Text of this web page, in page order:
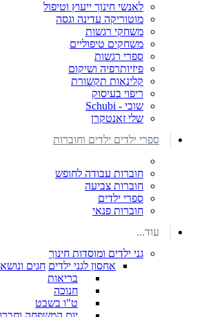
לאנשי חינוך ייעוץ וטיפול
מוטוריקה עדינה וגסה
משחקי רגשות
משחקים טיפוליים
ספרי רגשות
פיזיותרפיה ושיקום
קלינאות תקשורת
ריפוי בעיסוק
שובי - Schubi
שלי זאנטקרן
ספרי ילדים ילדים וחוברות
חוברות עבודה לחופש
חוברות צביעה
ספרי ילדים
חוברות פנאי
עוד...
גני ילדים ומוסדות חינוך
אחסון לגני ילדים חגים
בריאות
חנוכה
ט"ו בשבט